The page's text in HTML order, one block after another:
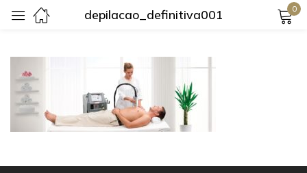
depilacao_definitiva001 0